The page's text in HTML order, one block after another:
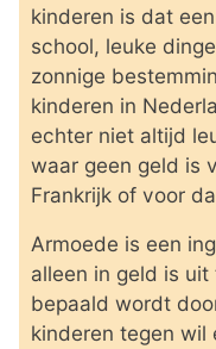
kinderen is dat
school, leuke
zonnige
kinderen in
echter niet altijd
waar geen geld is
Frankrijk of voor
Armoede is een
alleen in geld is
bepaald wordt
kinderen tegen wil